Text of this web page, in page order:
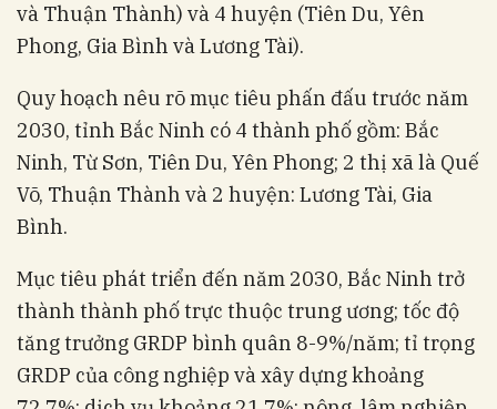
và Thuận Thành) và 4 huyện (Tiên Du, Yên
Phong, Gia Bình và Lương Tài).
Quy hoạch nêu rõ mục tiêu phấn đấu trước năm
2030, tỉnh Bắc Ninh có 4 thành phố gồm: Bắc
Ninh, Từ Sơn, Tiên Du, Yên Phong; 2 thị xã là Quế
Võ, Thuận Thành và 2 huyện: Lương Tài, Gia
Bình.
Mục tiêu phát triển đến năm 2030, Bắc Ninh trở
thành thành phố trực thuộc trung ương; tốc độ
tăng trưởng GRDP bình quân 8-9%/năm; tỉ trọng
GRDP của công nghiệp và xây dựng khoảng